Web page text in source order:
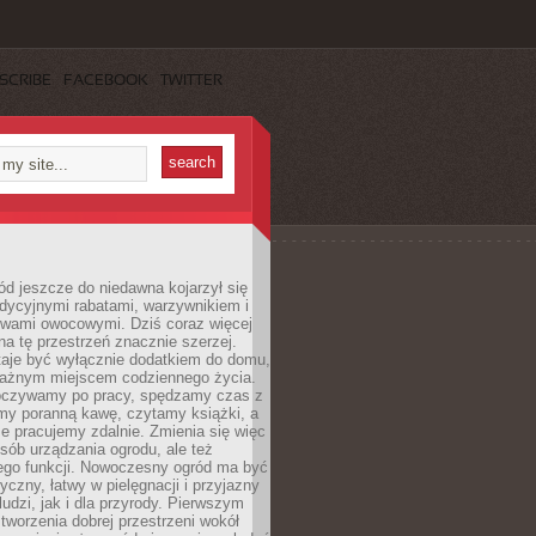
FACEBOOK TWITTER
jeszcze do niedawna kojarzył się
rabatami, warzywnikiem i
owocowymi. Dziś coraz więcej
tę przestrzeń znacznie szerzej.
być wyłącznie dodatkiem do domu,
miejscem codziennego życia.
po pracy, spędzamy czas z
poranną kawę, czytamy książki, a
pracujemy zdalnie. Zmienia się więc
urządzania ogrodu, ale też
funkcji. Nowoczesny ogród ma być
łatwy w pielęgnacji i przyjazny
jak i dla przyrody. Pierwszym
dobrej przestrzeni wokół